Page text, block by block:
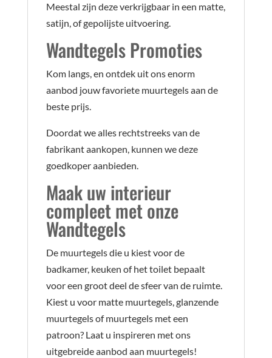
Meestal zijn deze verkrijgbaar in een matte,
satijn, of gepolijste uitvoering.
Wandtegels Promoties
Kom langs, en ontdek uit ons enorm
aanbod jouw favoriete muurtegels aan de
beste prijs.
Doordat we alles rechtstreeks van de
fabrikant aankopen, kunnen we deze
goedkoper aanbieden.
Maak uw interieur
compleet met onze
Wandtegels
De muurtegels die u kiest voor de
badkamer, keuken of het toilet bepaalt
voor een groot deel de sfeer van de ruimte.
Kiest u voor matte muurtegels, glanzende
muurtegels of muurtegels met een
patroon? Laat u inspireren met ons
uitgebreide aanbod aan muurtegels!